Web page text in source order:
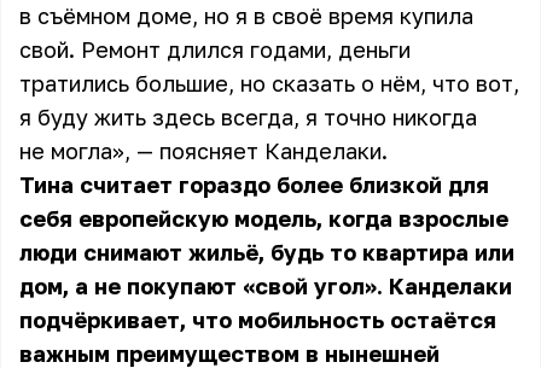
в съёмном доме, но я в своё время купила
свой. Ремонт длился годами, деньги
тратились большие, но сказать о нём, что вот,
я буду жить здесь всегда, я точно никогда
не могла», — поясняет Канделаки.
Тина считает гораздо более близкой для
себя европейскую модель, когда взрослые
люди снимают жильё, будь то квартира или
дом, а не покупают «свой угол». Канделаки
подчёркивает, что мобильность остаётся
важным преимуществом в нынешней